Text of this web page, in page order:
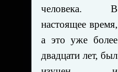
человека. В
настоящее время,
а это уже более
двадцати лет, был